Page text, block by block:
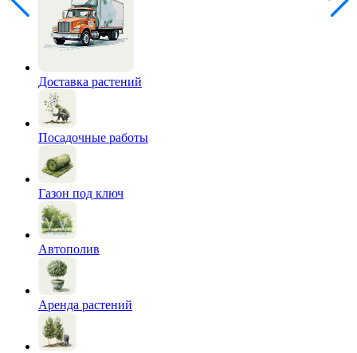
Доставка растений
Посадочные работы
Газон под ключ
Автополив
Аренда растений